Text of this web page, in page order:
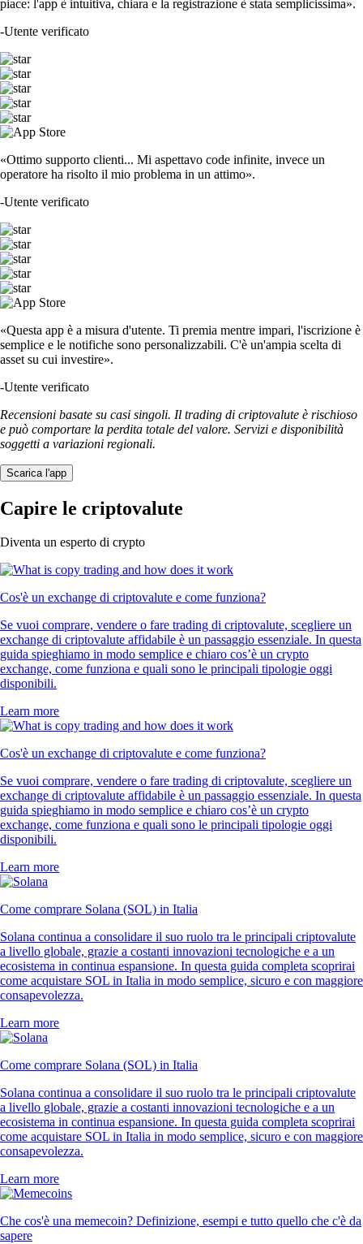
piace: l'app è intuitiva, chiara e la registrazione è stata semplicissima».
-Utente verificato
«Ottimo supporto clienti... Mi aspettavo code infinite, invece un
operatore ha risolto il mio problema in un attimo».
-Utente verificato
«Questa app è a misura d'utente. Ti premia mentre impari, l'iscrizione è
semplice e le notifiche sono personalizzabili. C'è un'ampia scelta di
asset su cui investire».
-Utente verificato
Recensioni basate su casi singoli. Il trading di criptovalute è rischioso
e può comportare la perdita totale del valore. Servizi e disponibilità
soggetti a variazioni regionali.
Scarica l'app
Capire le criptovalute
Diventa un esperto di crypto
Cos'è un exchange di criptovalute e come funziona?
Se vuoi comprare, vendere o fare trading di criptovalute, scegliere un
exchange di criptovalute affidabile è un passaggio essenziale. In questa
guida spieghiamo in modo semplice e chiaro cos’è un crypto
exchange, come funziona e quali sono le principali tipologie oggi
disponibili.
Learn more
Cos'è un exchange di criptovalute e come funziona?
Se vuoi comprare, vendere o fare trading di criptovalute, scegliere un
exchange di criptovalute affidabile è un passaggio essenziale. In questa
guida spieghiamo in modo semplice e chiaro cos’è un crypto
exchange, come funziona e quali sono le principali tipologie oggi
disponibili.
Learn more
Come comprare Solana (SOL) in Italia
Solana continua a consolidare il suo ruolo tra le principali criptovalute
a livello globale, grazie a costanti innovazioni tecnologiche e a un
ecosistema in continua espansione. In questa guida completa scoprirai
come acquistare SOL in Italia in modo semplice, sicuro e con maggiore
consapevolezza.
Learn more
Come comprare Solana (SOL) in Italia
Solana continua a consolidare il suo ruolo tra le principali criptovalute
a livello globale, grazie a costanti innovazioni tecnologiche e a un
ecosistema in continua espansione. In questa guida completa scoprirai
come acquistare SOL in Italia in modo semplice, sicuro e con maggiore
consapevolezza.
Learn more
Che cos'è una memecoin? Definizione, esempi e tutto quello che c'è da
sapere